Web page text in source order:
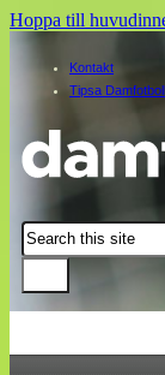
Hoppa till
Kontakt
Tipsa Damfotboll
Sök